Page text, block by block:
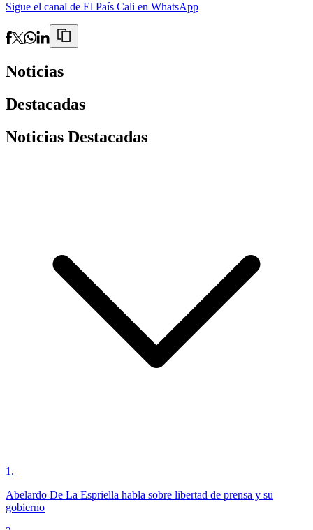
Sigue el canal de El País Cali en WhatsApp
Noticias
Destacadas
Noticias Destacadas
1 .
Abelardo De La Espriella habla sobre libertad de prensa y su
gobierno